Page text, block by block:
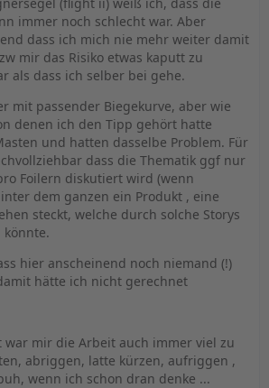
immer noch schlecht war. Aber
dass ich mich nie mehr weiter damit
mir das Risiko etwas kaputt zu
als dass ich selber bei gehe.
mit passender Biegekurve, aber wie
denen ich den Tipp gehört hatte
und hatten dasselbe Problem. Für
dass die Thematik ggf nur
Foilern diskutiert wird (wenn
dem ganzen ein Produkt , eine
steckt, welche durch solche Storys
könnte.
hier anscheinend noch niemand (!)
hätte ich nicht gerechnet
war mir die Arbeit auch immer viel zu
abriggen, latte kürzen, aufriggen ,
wenn ich schon dran denke ...